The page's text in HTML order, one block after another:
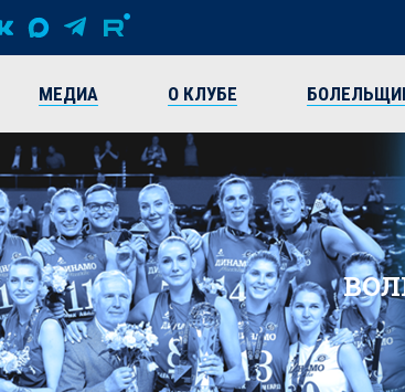
МЕДИА О КЛУБЕ